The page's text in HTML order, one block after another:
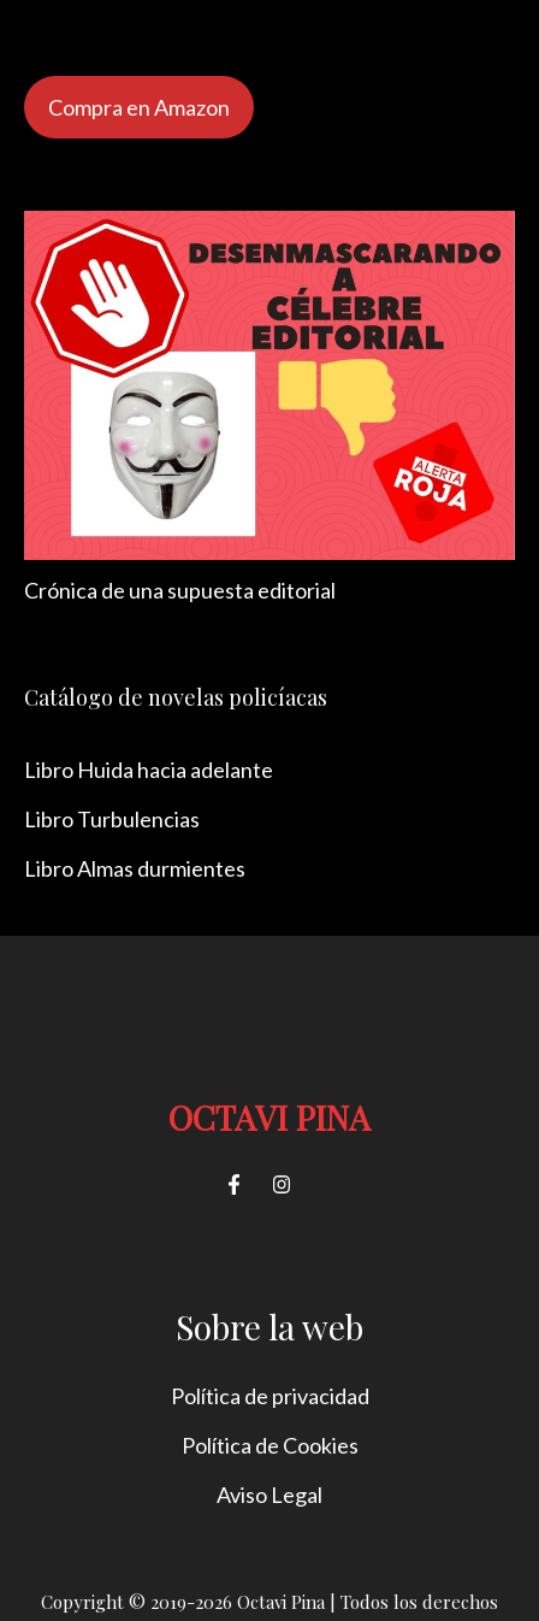
Compra en Amazon
Crónica de una supuesta editorial
Catálogo de novelas policíacas
Libro Huida hacia adelante
Libro Turbulencias
Libro Almas durmientes
OCTAVI PINA
Sobre la web
Política de privacidad
Política de Cookies
Aviso Legal
Copyright © 2019-2026 Octavi Pina | Todos los derechos